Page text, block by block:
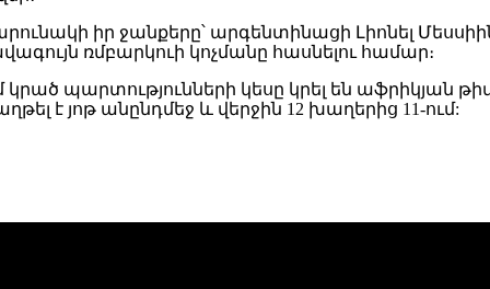
իր ջանքերը՝ արգենտինացի Լիոնել
ռմբարկուի կոչմանը հասնելու համար։
պարտությունների կեսը կրել են աֆրիկյան
է յոթ անընդմեջ և վերջին 12 խաղերից 11-ում: